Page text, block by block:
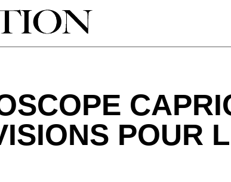
POUR